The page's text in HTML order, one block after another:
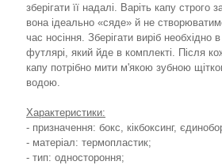
зберігати її надалі. Варіть капу строго
вона ідеально «сяде» й не
час носіння. Зберігати виріб необхідно
футлярі, який йде в комплекті. Після
капу потрібно мити м'якою зубною
водою.
Характеристики:
- призначення: бокс, кікбоксинг,
- матеріал: термопластик;
- тип: одностороння;